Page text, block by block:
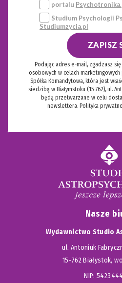
portalu
Studium Psychologii
Studiumzycia.pl
ZAPISZ
Podając adres e-mail, zgadzasz
osobowych w celach marketingowych
Spółka Komandytowa, która jest
siedzibą w Białymstoku (15-762), ul.
będą przetwarzane w celu
newslettera. Polityka
Nasze
Wydawnictwo Studio
ul. Antoniuk
15-762 Białystok,
NIP: